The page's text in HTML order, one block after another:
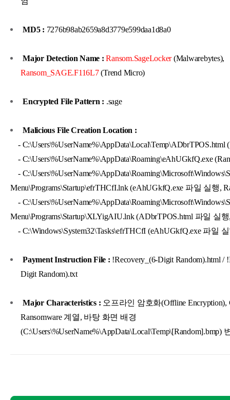
MD5 : 7276b98ab2659a8d3779e599daa1d8a0
Major Detection Name : Ransom.SageLocker(Malwarebytes),
Ransom_SAGE.F116L7(Trend Micro)
Encrypted File Pattern : .sage
Malicious File Creation Location :
- C:\Users\%UserName%\AppData\Local\Temp\ADbrTPOS.html
- C:\Users\%UserName%\AppData\Roaming\eAhUGkfQ.exe
-
Menu\Programs\Startup\efrTHCfI.lnk (eAhUGkfQ.exe 파일 실행,
-
Menu\Programs\Startup\XLYigAIU.lnk (ADbrTPOS.html 파일 실행
- C:\Windows\System32\Tasks\efrTHCfI (eAhUGkfQ.exe 파일
Payment Instruction File : !Recovery_(6-Digit Random).html /
Digit Random).txt
Major Characteristics : 오프라인 암호화(Offline Encryption),
Ransomware 계열, 바탕 화면 배경
(C:\Users\%UserName%\AppData\Local\Temp\[Random].bmp)